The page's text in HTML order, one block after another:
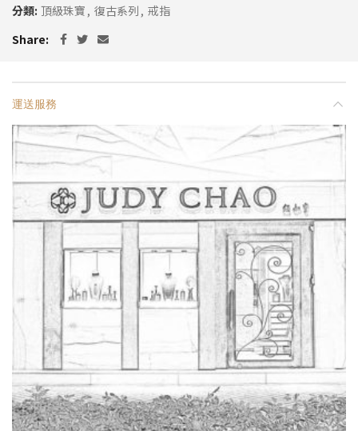
分類: 頂級珠寶 , 復古系列 , 戒指
Share
運送服務